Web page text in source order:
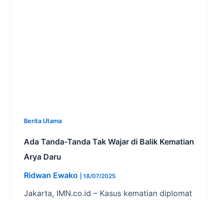
Berita Utama
Ada Tanda-Tanda Tak Wajar di Balik Kematian
Arya Daru
Ridwan Ewako
18/07/2025
Jakarta, IMN.co.id – Kasus kematian diplomat